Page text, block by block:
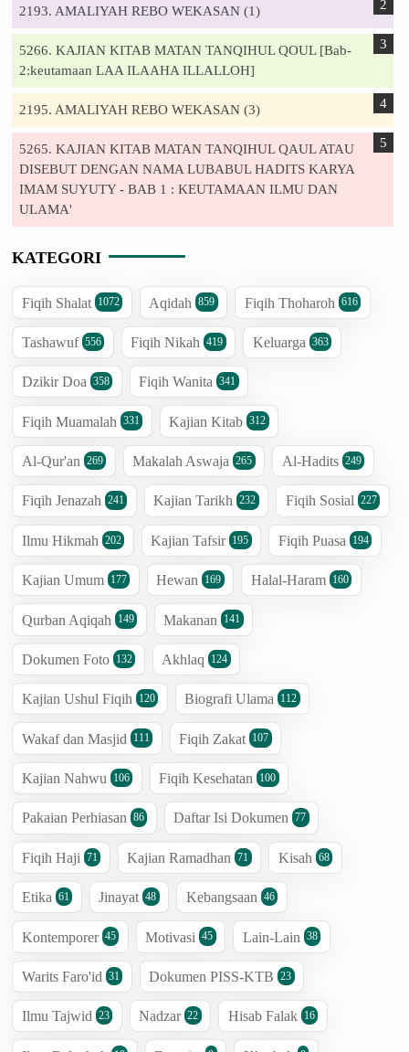
2193. AMALIYAH REBO WEKASAN (1)
5266. KAJIAN KITAB MATAN TANQIHUL QOUL [Bab-
2:keutamaan LAA ILAAHA ILLALLOH]
2195. AMALIYAH REBO WEKASAN (3)
5265. KAJIAN KITAB MATAN TANQIHUL QAUL ATAU
DISEBUT DENGAN NAMA LUBABUL HADITS KARYA
IMAM SUYUTY - BAB 1 : KEUTAMAAN ILMU DAN
ULAMA'
KATEGORI
Fiqih Shalat 1072 Aqidah 859 Fiqih Thoharoh 616
Tashawuf 556 Fiqih Nikah 419 Keluarga 363
Dzikir Doa 358 Fiqih Wanita 341
Fiqih Muamalah 331 Kajian Kitab 312
Al-Qur'an 269 Makalah Aswaja 265 Al-Hadits 249
Fiqih Jenazah 241 Kajian Tarikh 232 Fiqih Sosial 227
Ilmu Hikmah 202 Kajian Tafsir 195 Fiqih Puasa 194
Kajian Umum 177 Hewan 169 Halal-Haram 160
Qurban Aqiqah 149 Makanan 141
Dokumen Foto 132 Akhlaq 124
Kajian Ushul Fiqih 120 Biografi Ulama 112
Wakaf dan Masjid 111 Fiqih Zakat 107
Kajian Nahwu 106 Fiqih Kesehatan 100
Pakaian Perhiasan 86 Daftar Isi Dokumen 77
Fiqih Haji 71 Kajian Ramadhan 71 Kisah 68
Etika 61 Jinayat 48 Kebangsaan 46
Kontemporer 45 Motivasi 45 Lain-Lain 38
Warits Faro'id 31 Dokumen PISS-KTB 23
Ilmu Tajwid 23 Nadzar 22 Hisab Falak 16